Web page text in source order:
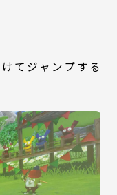
てジャンプする